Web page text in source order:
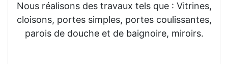
Nous réalisons des travaux tels que : Vitrines,
cloisons, portes simples, portes coulissantes,
parois de douche et de baignoire, miroirs.